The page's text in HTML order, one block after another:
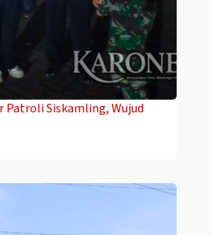
Patroli Siskamling, Wujud